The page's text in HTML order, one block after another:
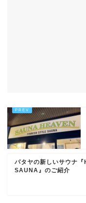
パタヤの新しいサウナ
SAUNA』のご紹介